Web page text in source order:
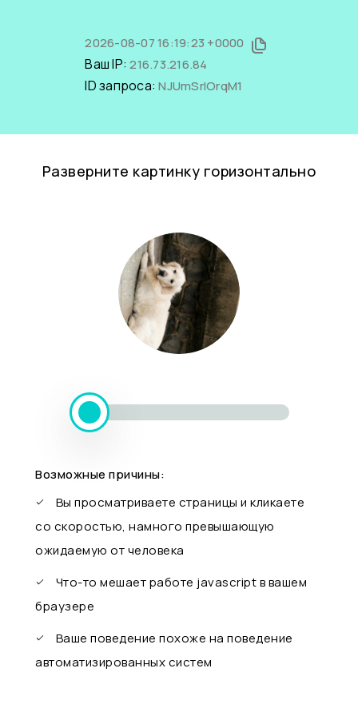
2026-08-07 16:19:23 +0000
Ваш IP:216.73.216.84
ID запроса:NJUmSrlOrqM1
Разверните картинку горизонтально
Возможные причины:
Вы просматриваете страницы и кликаете
со скоростью, намного превышающую
ожидаемую от человека
Что-то мешает работе javascript в вашем
браузере
Ваше поведение похоже на поведение
автоматизированных систем